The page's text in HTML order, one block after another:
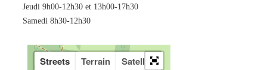
Jeudi 9h00-12h30 et 13h00-17h30
Samedi 8h30-12h30
Streets Terrain
Satellite